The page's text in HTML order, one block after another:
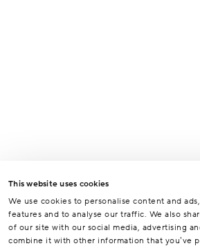
This website uses cookies
We use cookies to personalise content and
features and to analyse our traffic. We also
of our site with our social media, advertising
combine it with other information that you’ve